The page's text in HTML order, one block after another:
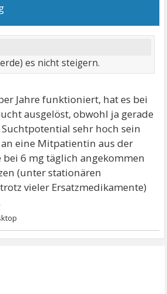
es nicht steigern.
Jahre funktioniert, hat es bei
ausgelöst, obwohl ja gerade
sehr hoch sein
eine Mitpatientin aus der
6 mg täglich angekommen
(unter stationären
vieler Ersatzmedikamente)